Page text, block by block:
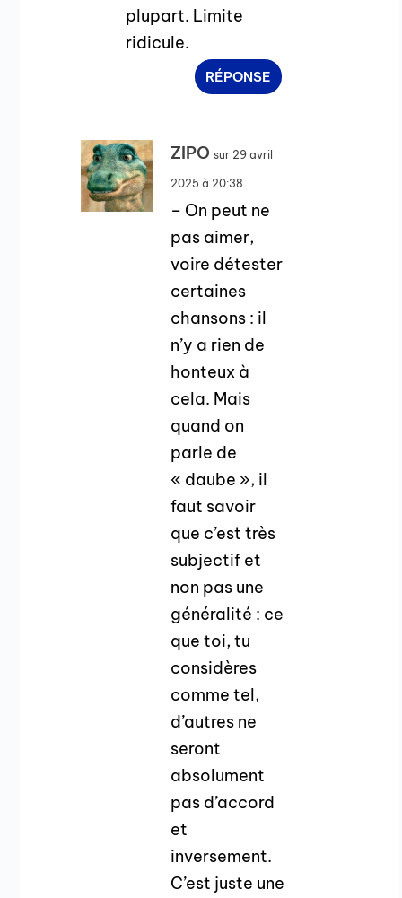
plupart. Limite
ridicule.
RÉPONSE
ZIPO sur 29 avril
2025 à 20:38
– On peut ne
pas aimer,
voire détester
certaines
chansons : il
n’y a rien de
honteux à
cela. Mais
quand on
parle de
« daube », il
faut savoir
que c’est très
subjectif et
non pas une
généralité : ce
que toi, tu
considères
comme tel,
d’autres ne
seront
absolument
pas d’accord
et
inversement.
C’est juste une